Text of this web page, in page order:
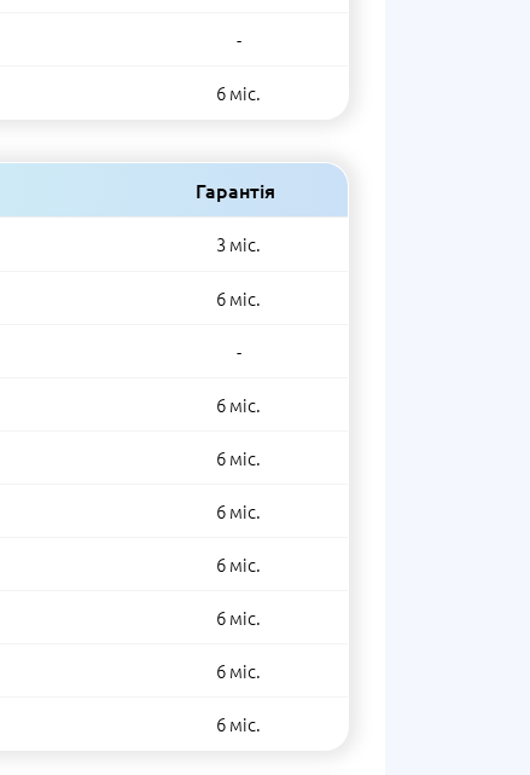
-
6 міс.
Гарантія
3 міс.
6 міс.
-
6 міс.
6 міс.
6 міс.
6 міс.
6 міс.
6 міс.
6 міс.